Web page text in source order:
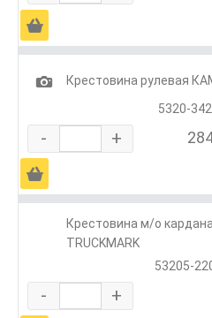
Ä
1
Крестовина рулевая
5320-
- +
Ä
Крестовина м/о
TRUCKMARK
53205-
- +